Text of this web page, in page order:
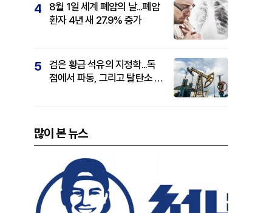
4
8월 1일 세계 폐암의 날...폐암
환자 4년 새 27.9% 증가
5
검은 황금 석유의 지정학...독
점에서 파동, 그리고 탈탄소 패
많이 본 뉴스